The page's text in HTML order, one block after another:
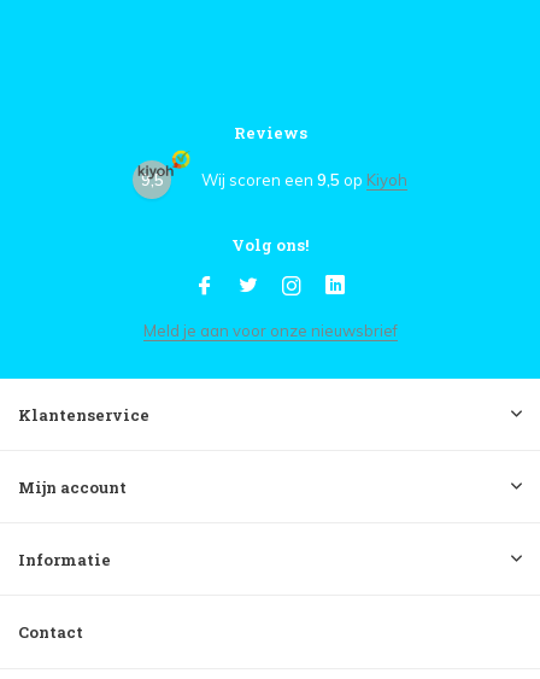
Reviews
9,5 Wij scoren een 9,5 op Kiyoh
Volg ons!
Meld je aan voor onze nieuwsbrief
Klantenservice
Mijn account
Informatie
Contact